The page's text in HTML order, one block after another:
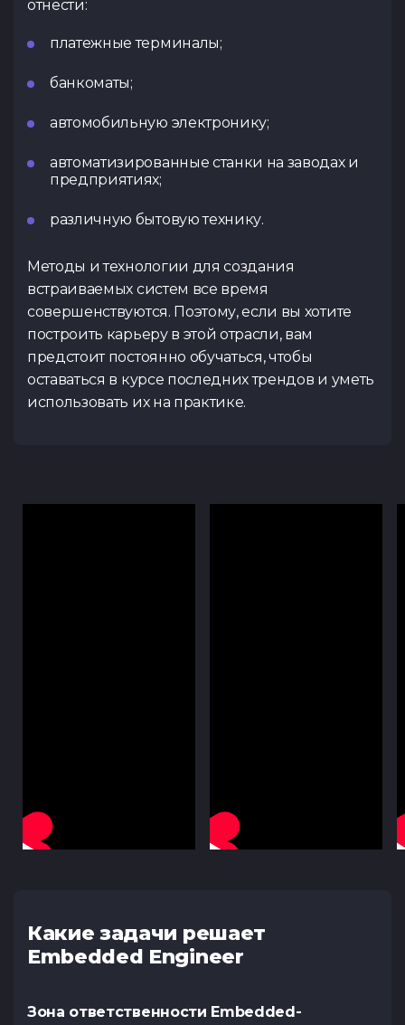
отнести:
платежные терминалы;
банкоматы;
автомобильную электронику;
автоматизированные станки на заводах и
предприятиях;
различную бытовую технику.
Методы и технологии для создания
встраиваемых систем все время
совершенствуются. Поэтому, если вы хотите
построить карьеру в этой отрасли, вам
предстоит постоянно обучаться, чтобы
оставаться в курсе последних трендов и уметь
использовать их на практике.
Какие задачи решает
Embedded Engineer
Зона ответственности Embedded-